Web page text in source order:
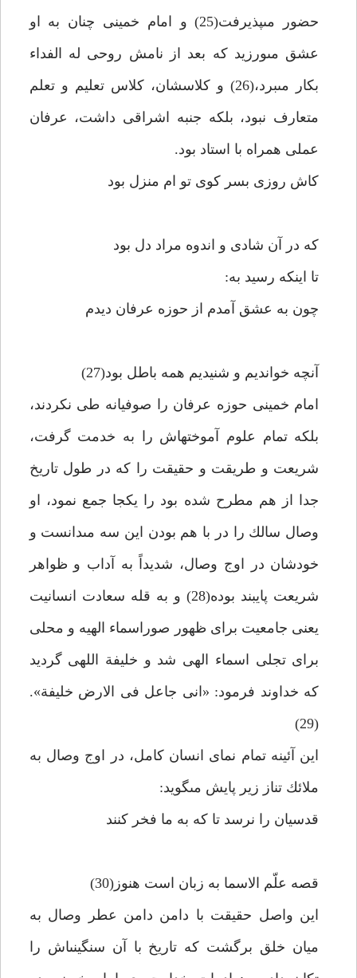
حضور مى‏پذيرفت(25) و امام خمينى چنان به او
عشق مى‏ورزيد كه بعد از نامش روحى له الفداء
بكار مى‏برد،(26) و كلاسشان، كلاس تعليم و تعلم
متعارف نبود، بلكه جنبه اشراقى داشت، عرفان
عملى همراه با استاد بود.
كاش روزى بسر كوى تو ام منزل بود
كه در آن شادى و اندوه مراد دل بود
تا اينكه رسيد به:
چون به عشق آمدم از حوزه عرفان ديدم‏
آنچه خوانديم و شنيديم همه باطل بود(27)
امام خمينى حوزه عرفان را صوفيانه طى نكردند،
بلكه تمام علوم آموخته‏اش را به خدمت گرفت،
شريعت و طريقت و حقيقت را كه در طول تاريخ
جدا از هم مطرح شده بود را يكجا جمع نمود، او
وصال سالك را در با هم بودن اين سه مى‏دانست و
خودشان در اوج وصال، شديداً به آداب و ظواهر
شريعت پايبند بوده(28) و به قله سعادت انسانيت
يعنى جامعيت براى ظهور صوراسماء الهيه و محلى
براى تجلى اسماء الهى شد و خليفة اللهى گرديد
كه خداوند فرمود: «انى جاعل فى الارض خليفة».
(29)
اين آئينه تمام نماى انسان كامل، در اوج وصال به
ملائك تناز زير پايش مى‏گويد:
قدسيان را نرسد تا كه به ما فخر كنند
قصه علّم الاسما به زبان است هنوز(30)
اين واصل حقيقت با دامن دامن عطر وصال به
ميان خلق برگشت كه تاريخ با آن سنگينى‏اش را